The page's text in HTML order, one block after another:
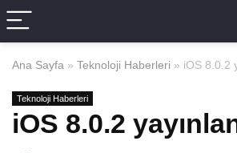
Ana Sayfa » Teknoloji Haberleri » iOS 8.0.2
Teknoloji Haberleri
iOS 8.0.2